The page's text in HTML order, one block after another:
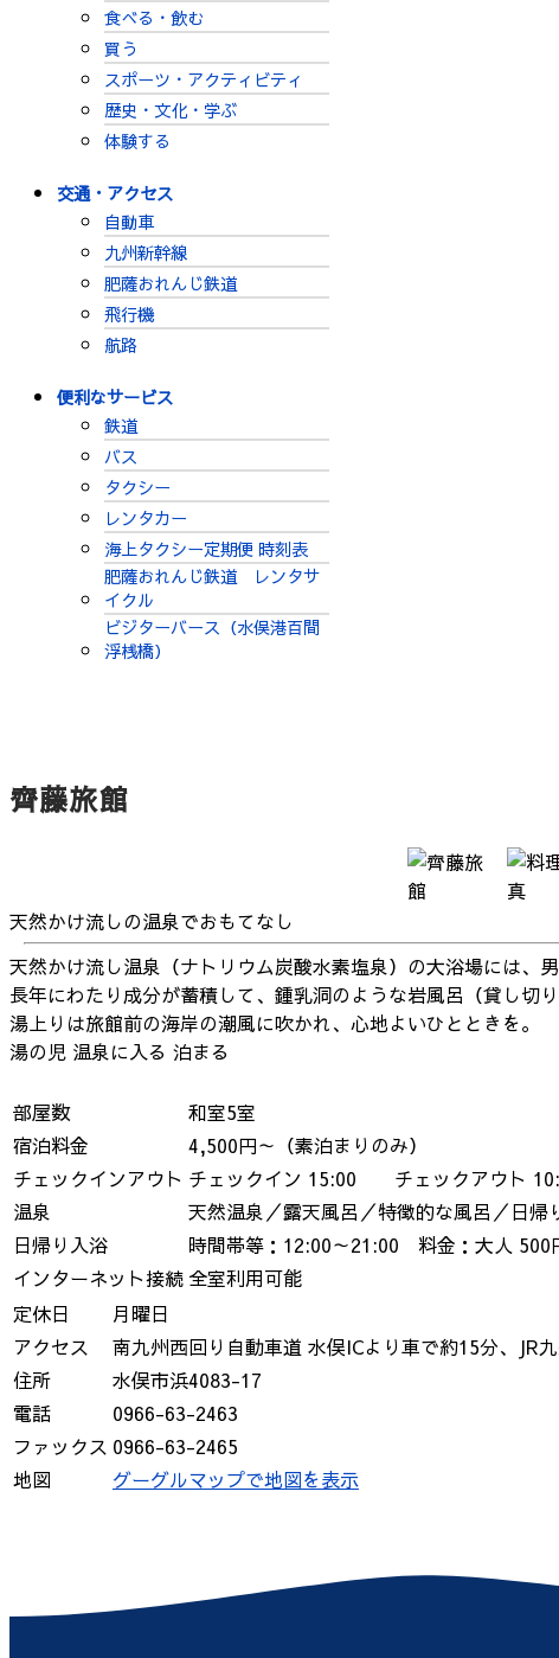
食べる・飲む
買う
スポーツ・アクティビティ
歴史・文化・学ぶ
体験する
交通・アクセス
自動車
九州新幹線
肥薩おれんじ鉄道
飛行機
航路
便利なサービス
鉄道
バス
タクシー
レンタカー
海上タクシー定期便 時刻表
肥薩おれんじ鉄道 レンタサ
イクル
ビジターバース（水俣港百間
浮桟橋）
齊藤旅館
天然かけ流しの温泉でおもてなし
天然かけ流し温泉（ナトリウム炭酸水素塩泉）の大浴場には、
長年にわたり成分が蓄積して、鍾乳洞のような岩風呂（貸し切
湯上りは旅館前の海岸の潮風に吹かれ、心地よいひとときを。
湯の児 温泉に入る 泊まる
部屋数
和室5室
宿泊料金
4,500円～（素泊まりのみ）
チェックインアウト チェックイン 15:00 チェックアウト
温泉
天然温泉／露天風呂／特徴的な風呂／日帰
日帰り入浴
時間帯等：12:00～21:00 料金：大人 500
インターネット接続 全室利用可能
定休日
月曜日
アクセス
南九州西回り自動車道 水俣ICより車で約15分、JR
住所
水俣市浜4083-17
電話
0966-63-2463
ファックス 0966-63-2465
地図
グーグルマップで地図を表示